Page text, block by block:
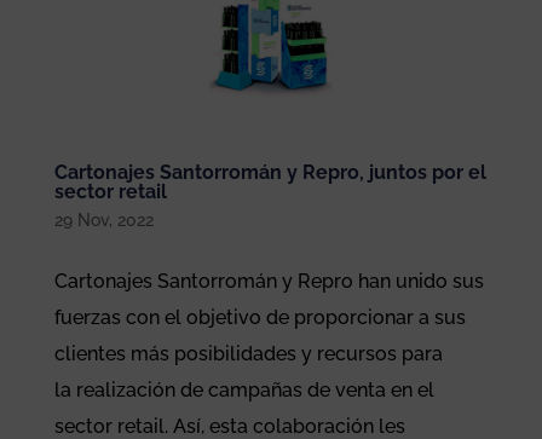
Cartonajes Santorromán y Repro, juntos por el
sector retail
29 Nov, 2022
Cartonajes Santorromán y Repro han unido sus
fuerzas con el objetivo de proporcionar a sus
clientes más posibilidades y recursos para
la realización de campañas de venta en el
sector retail. Así, esta colaboración les